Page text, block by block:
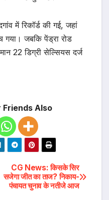
में रिकॉर्ड की गई, जहां
गया। जबकि पेंड्रा रोड
22 डिग्री सेल्सियस दर्ज
Friends Also
CG News: किसके सिर
सजेगा जीत का ताज? निकाय-
पंचायत चुनाव के नतीजे आज